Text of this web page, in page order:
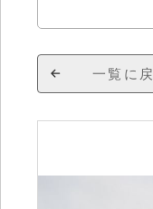
一覧に